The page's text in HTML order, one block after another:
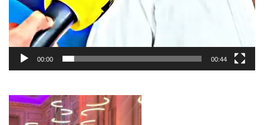
00:00 00:44